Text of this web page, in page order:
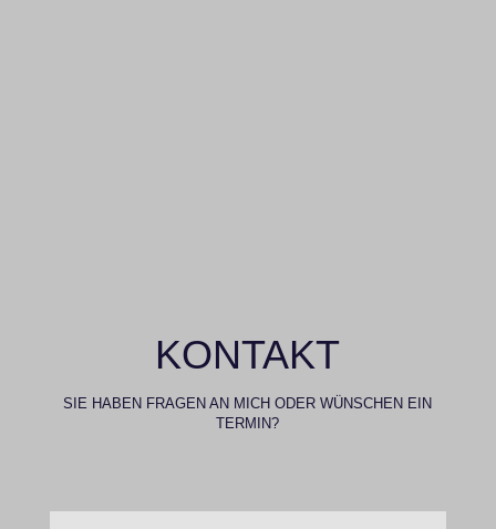
KONTAKT
SIE HABEN FRAGEN AN MICH ODER WÜNSCHEN EIN
TERMIN?